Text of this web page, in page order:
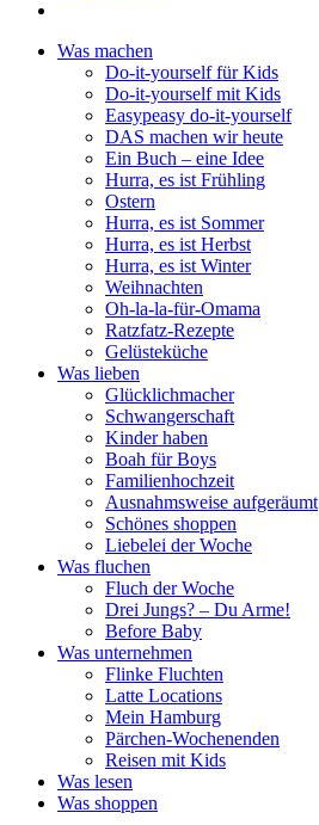
Was machen
Do-it-yourself für Kids
Do-it-yourself mit Kids
Easypeasy do-it-yourself
DAS machen wir heute
Ein Buch – eine Idee
Hurra, es ist Frühling
Ostern
Hurra, es ist Sommer
Hurra, es ist Herbst
Hurra, es ist Winter
Weihnachten
Oh-la-la-für-Omama
Ratzfatz-Rezepte
Gelüsteküche
Was lieben
Glücklichmacher
Schwangerschaft
Kinder haben
Boah für Boys
Familienhochzeit
Ausnahmsweise aufgeräumt
Schönes shoppen
Liebelei der Woche
Was fluchen
Fluch der Woche
Drei Jungs? – Du Arme!
Before Baby
Was unternehmen
Flinke Fluchten
Latte Locations
Mein Hamburg
Pärchen-Wochenenden
Reisen mit Kids
Was lesen
Was shoppen